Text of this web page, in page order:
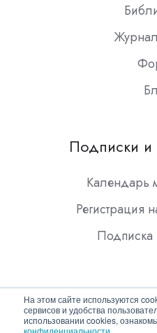
На этом сайте используются
сервисов и удобства
использовании cookies,
конфиденциальности
Подписки и
Календарь
Регистрация